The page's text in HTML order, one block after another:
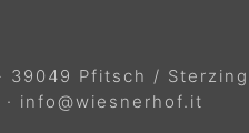
39049 Pfitsch / Sterzing
· info@wiesnerhof.it